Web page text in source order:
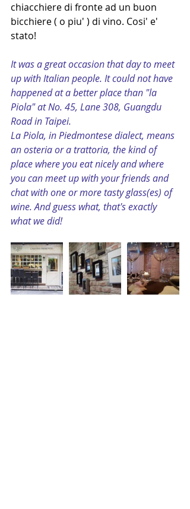
chiacchiere di fronte ad un buon
bicchiere ( o piu' ) di vino. Cosi' e'
stato!
It was a great occasion that day to meet
up with Italian people. It could not have
happened at a better place than "la
Piola" at No. 45, Lane 308, Guangdu
Road in Taipei.
La Piola, in Piedmontese dialect, means
an osteria or a trattoria, the kind of
place where you eat nicely and where
you can meet up with your friends and
chat with one or more tasty glass(es) of
wine. And guess what, that's exactly
what we did!